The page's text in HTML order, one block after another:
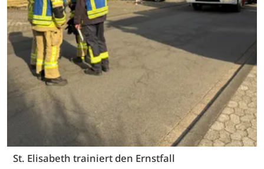
St. Elisabeth trainiert den Ernstfall